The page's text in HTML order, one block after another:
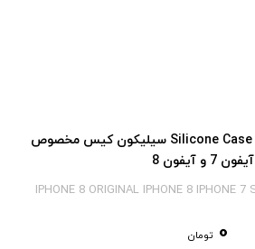
اورجینال آیفون 8 قاب Silicone Case سیلیکون کیس مخصوص
آیفون 7 و آیفون 8
IPHONE 8 ORIGINAL IPHONE 8 IPHONE 7
0 تومان